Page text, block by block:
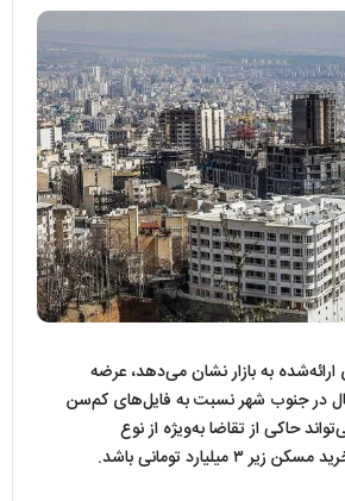
به بازار نشان می‌دهد، عرضه
بالای ۱۰ سال در جنوب شهر نسبت به فایل‌های کم‌سن
حاکی از تقاضا به‌ویژه از نوع
میلیارد تومانی باشد.